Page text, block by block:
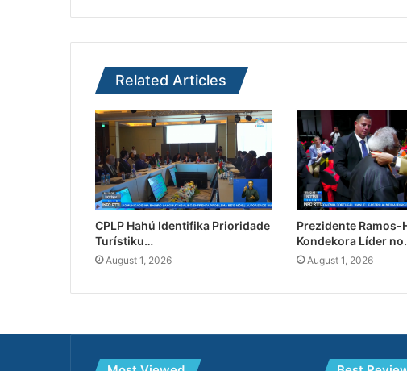
Related Articles
CPLP Hahú Identifika Prioridade
Turístiku…
August 1, 2026
Prezidente Ramos-
Kondekora Líder
August 1, 2026